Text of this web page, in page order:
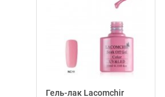
Гель-лак Lacomchir